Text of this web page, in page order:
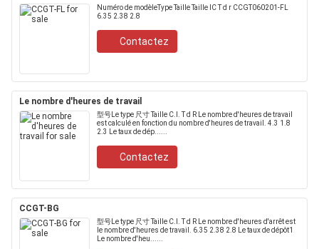
Numéro de modèleType Taille Taille IC T d r CCGT060201-FL
6.35 2.38 2.8
Contactez
Le nombre d'heures de travail
型号Le type 尺寸 Taille C.I. T d R Le nombre d'heures de travail
est calculé en fonction du nombre d'heures de travail. 4.3 1.8
2.3 Le taux de dép......
Contactez
CCGT-BG
型号Le type 尺寸 Taille C.I. T d R Le nombre d'heures d'arrêt est
le nombre d'heures de travail. 6.35 2.38 2.8 Le taux de dépôt1
Le nombre d'heu......